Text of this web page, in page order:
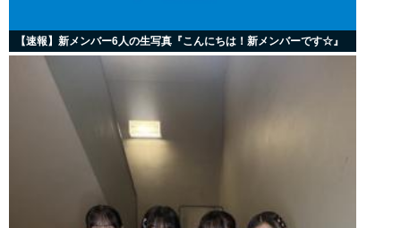
【速報】新メンバー6人の生写真『こんにちは！新メンバーです☆』